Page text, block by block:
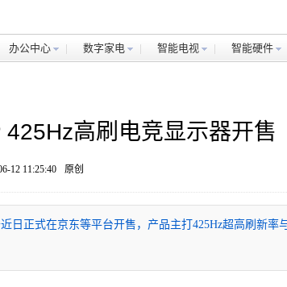
办公中心 数字家电 智能电视 智能硬件
高刷电竞显示器开售
12 11:25:40 原创
日正式在京东等平台开售，产品主打425Hz超高刷新率